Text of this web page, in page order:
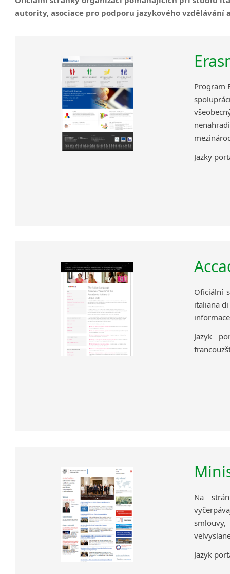
autority, asociace pro podporu jazykového vzdělávání
Program
Jazky
Oficiální
italiana
Jazyk
Na
Jazyk